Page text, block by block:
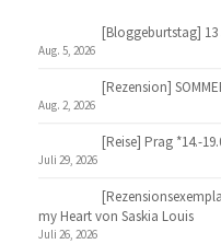
[Bloggeburtstag]
Aug. 5, 2026
[Rezension]
Aug. 2, 2026
[Reise] Prag *14.-
Juli 29, 2026
my Heart von Saskia Louis
Juli 26, 2026